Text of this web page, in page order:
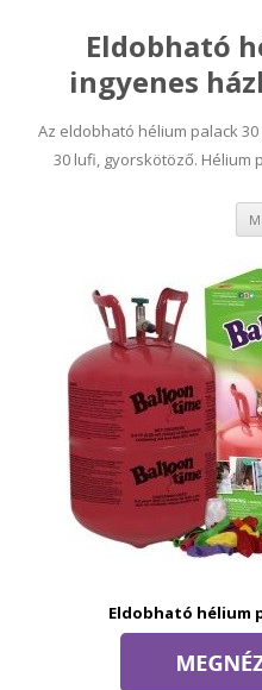
Eldobható
ingyenes
Az eldobható hélium palack
30 lufi, gyorskötöző. Hélium
Eldobható hélium